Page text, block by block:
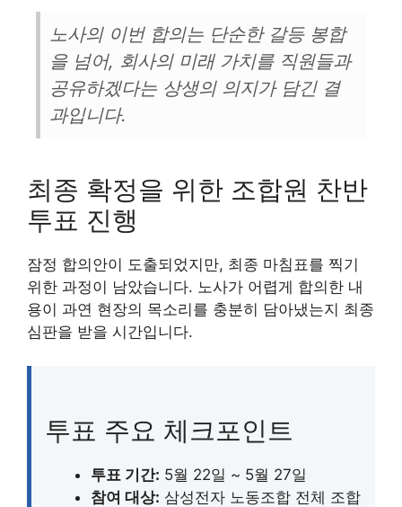
노사의 이번 합의는 단순한 갈등 봉합
을 넘어, 회사의 미래 가치를 직원들과
공유하겠다는 상생의 의지가 담긴 결
과입니다.
최종 확정을 위한 조합원 찬반
투표 진행
잠정 합의안이 도출되었지만, 최종 마침표를 찍기
위한 과정이 남았습니다. 노사가 어렵게 합의한 내
용이 과연 현장의 목소리를 충분히 담아냈는지 최종
심판을 받을 시간입니다.
투표 주요 체크포인트
투표 기간: 5월 22일 ~ 5월 27일
참여 대상: 삼성전자 노동조합 전체 조합